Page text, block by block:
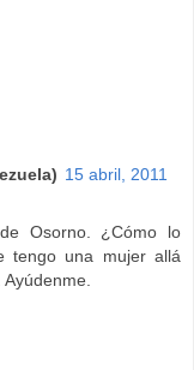
15 abril, 2011
Osorno. ¿Cómo lo
tengo una mujer allá